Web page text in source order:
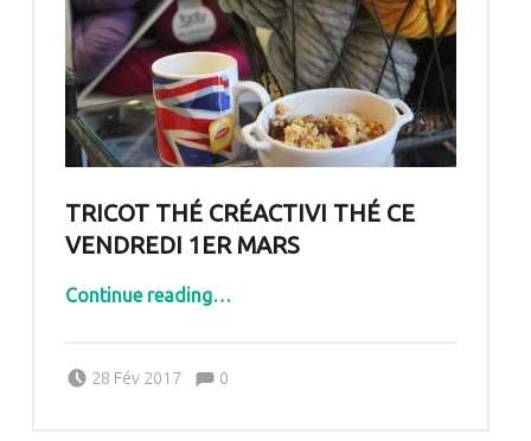
TRICOT THÉ CRÉACTIVI THÉ CE
VENDREDI 1ER MARS
Continue reading“Tricot thé créactivi thé ce vendredi 1er mars”
…
28 Fév 2017
Pascale G&-BdC-WKF
Comments:0